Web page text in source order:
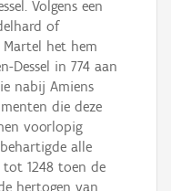
Volgens een
of
het hem
Dessel in 774 aan
nabij Amiens
die deze
voorlopig
alle
1248 toen de
hertogen van